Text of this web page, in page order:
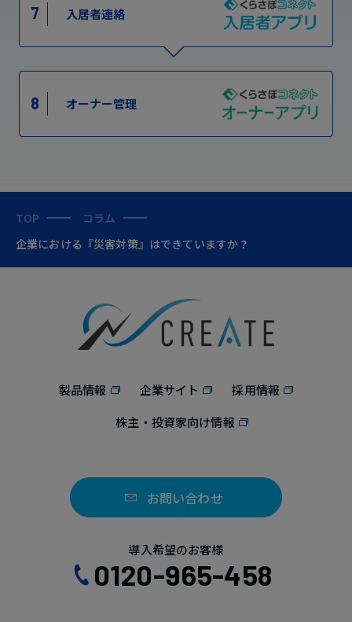
7 入居者連絡
8 オーナー管理
TOP
コラム
企業における『災害対策』はできていますか？
製品情報 企業サイト
採用情報
株主・投資家向け情報
お問い合わせ
導入希望のお客様
0120-965-458